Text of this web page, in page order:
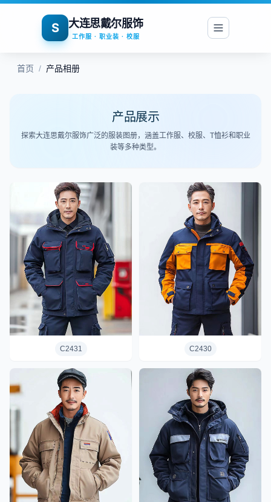
S 大连思戴尔服饰
工作服 · 职业装 · 校服
首页 / 产品相册
产品展示
探索大连思戴尔服饰广泛的服装图册，涵盖工作服、校服、T恤衫和职业
装等多种类型。
C2431 C2430